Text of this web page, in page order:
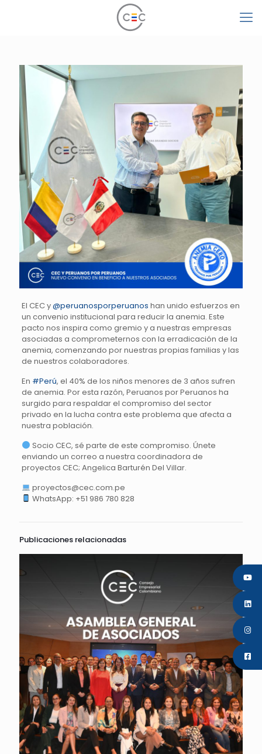
El CEC y@peruanosporperuanos han unido esfuerzos en
un convenio institucional para reducir la anemia. Este
pacto nos inspira como gremio y a nuestras empresas
asociadas a comprometernos con la erradicación de la
anemia, comenzando por nuestras propias familias y las
de nuestros colaboradores.
En #Perú, el 40% de los niños menores de 3 años sufren
de anemia. Por esta razón, Peruanos por Peruanos ha
surgido para respaldar el compromiso del sector
privado en la lucha contra este problema que afecta a
nuestra población.
Socio CEC, sé parte de este compromiso. Únete
enviando un correo a nuestra coordinadora de
proyectos CEC; Angelica Barturén Del Villar.
proyectos@cec.com.pe
WhatsApp: +51 986 780 828
Publicaciones relacionadas